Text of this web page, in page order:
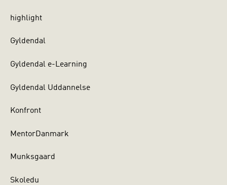
highlight
Gyldendal
Gyldendal e-Learning
Gyldendal Uddannelse
Konfront
MentorDanmark
Munksgaard
Skoledu